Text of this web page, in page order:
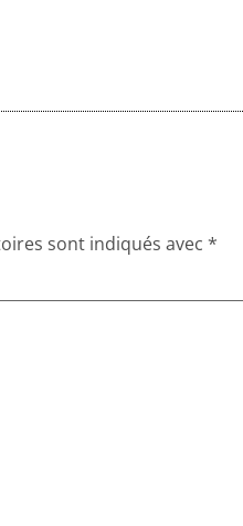
sont indiqués avec *